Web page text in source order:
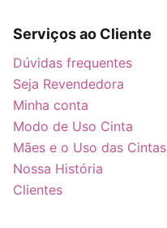
Serviços ao Cliente
Dúvidas frequentes
Seja Revendedora
Minha conta
Modo de Uso Cinta
Mães e o Uso das Cintas
Nossa História
Clientes